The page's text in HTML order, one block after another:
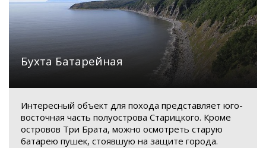
Бухта Батарейная
Интересный объект для похода представляет юго-
восточная часть полуострова Старицкого. Кроме
островов Три Брата, можно осмотреть старую
батарею пушек, стоявшую на защите города.